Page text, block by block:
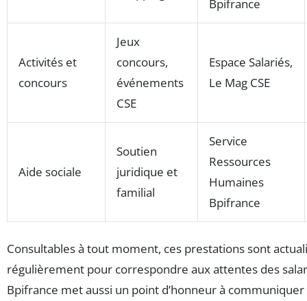
Bpifrance
Activités et
concours
Jeux
concours,
événements
CSE
Espace Salariés,
Le Mag CSE
Aide sociale
Soutien
juridique et
familial
Service
Ressources
Humaines
Bpifrance
Consultables à tout moment, ces prestations sont
régulièrement pour correspondre aux attentes des
Bpifrance met aussi un point d’honneur à communiquer